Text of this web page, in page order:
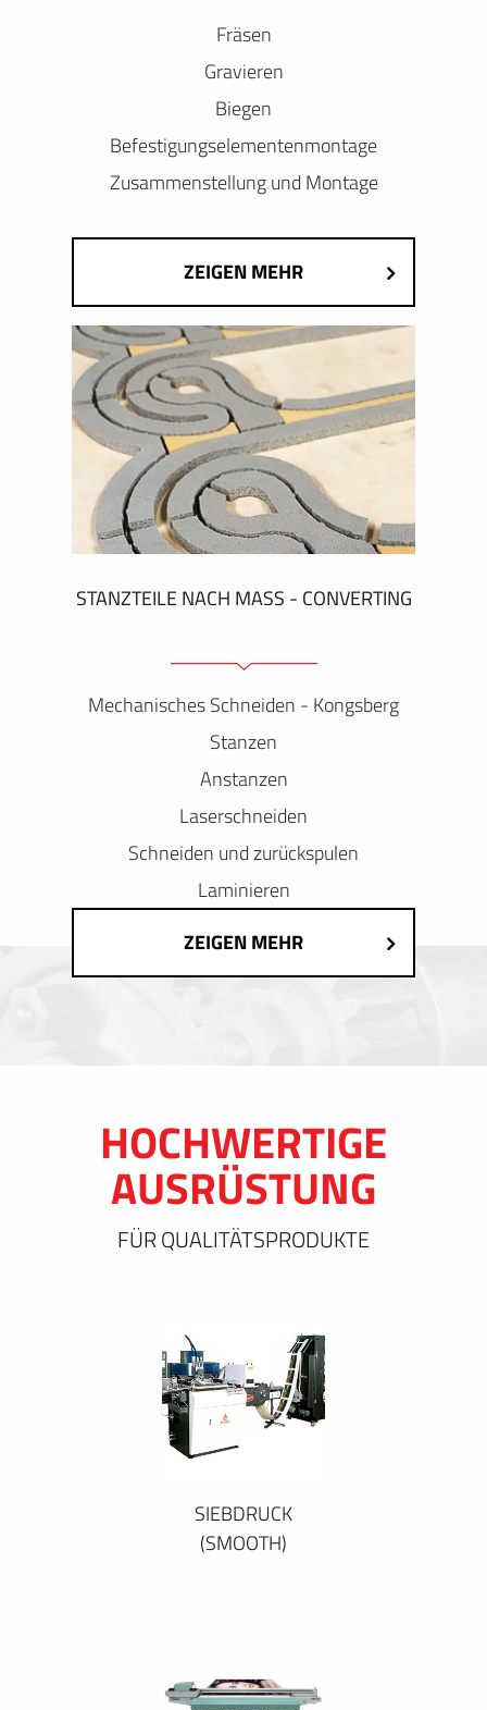
Fräsen
Gravieren
Biegen
Befestigungselementenmontage
Zusammenstellung und Montage
ZEIGEN MEHR
STANZTEILE NACH MASS - CONVERTING
Mechanisches Schneiden - Kongsberg
Stanzen
Anstanzen
Laserschneiden
Schneiden und zurückspulen
Laminieren
ZEIGEN MEHR
HOCHWERTIGE
AUSRÜSTUNG
FÜR QUALITÄTSPRODUKTE
SIEBDRUCK
(SMOOTH)